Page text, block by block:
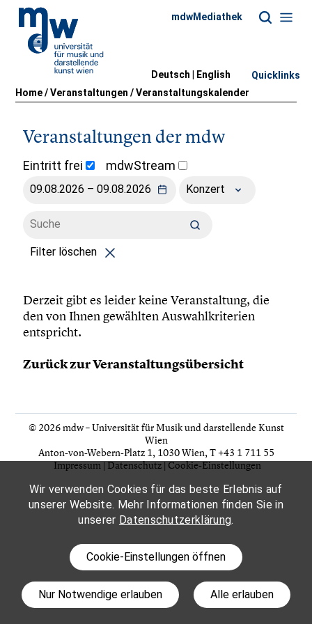
Home/Veranstaltungen /Veranstaltungskalender
mdwMediathek
Deutsch | English Quicklinks
Wir verwenden Cookies für das beste Erlebnis auf
unserer Website. Mehr Informationen finden Sie in
unserer Datenschutzerklärung.
Cookie-Einstellungen öffnen
Nur Notwendige erlauben Alle erlauben
Veranstaltungen der mdw
Eintritt frei mdwStream
Konzert
Filter löschen
Derzeit gibt es leider keine Veranstaltung, die
den von Ihnen gewählten Auswahlkriterien
entspricht.
Zurück zur Veranstaltungsübersicht
© 2026 mdw – Universität für Musik und darstellende Kunst
Wien
Anton-von-Webern-Platz 1, 1030 Wien, T +43 1 711 55
Impressum|Datenschutz|Cookie-Einstellungen